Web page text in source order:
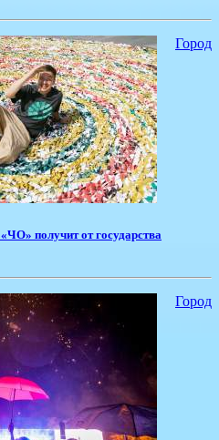
Город
получит от государства
Город